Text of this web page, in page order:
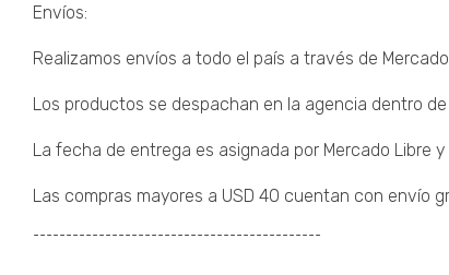
Envíos:
Realizamos envíos a todo el país a través de Mercado
Los productos se despachan en la agencia dentro
La fecha de entrega es asignada por Mercado Libre
Las compras mayores a USD 40 cuentan con envío
¯¯¯¯¯¯¯¯¯¯¯¯¯¯¯¯¯¯¯¯¯¯¯¯¯¯¯¯¯¯¯¯¯¯¯¯¯¯¯¯¯¯¯¯